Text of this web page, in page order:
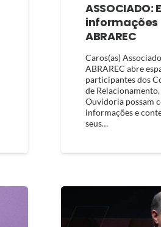
ASSOCIADO:
informações
ABRAREC
Caros(as)
ABRAREC abre
participantes dos
de
Ouvidoria possam
informações e
seus…